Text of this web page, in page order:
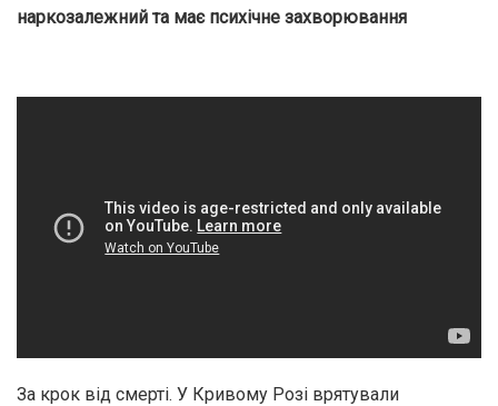
наркозалежний та має психічне захворювання
За крок від смерті. У Кривому Розі врятували